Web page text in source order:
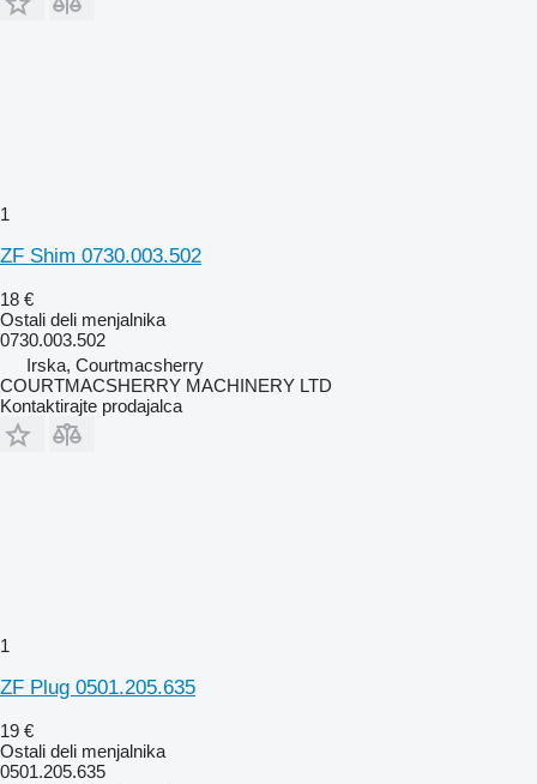
1
ZF Shim 0730.003.502
18 €
Ostali deli menjalnika
0730.003.502
Irska, Courtmacsherry
COURTMACSHERRY MACHINERY LTD
Kontaktirajte prodajalca
1
ZF Plug 0501.205.635
19 €
Ostali deli menjalnika
0501.205.635